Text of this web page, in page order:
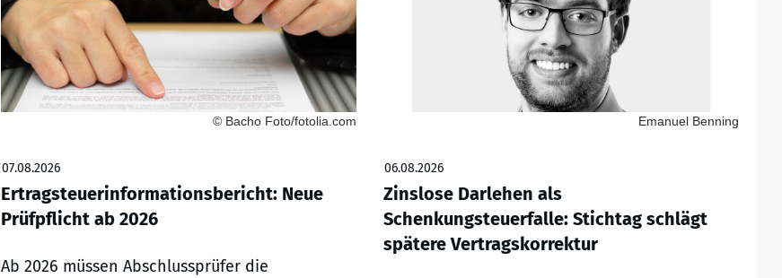
© Bacho Foto/fotolia.com
07.08.2026
Ertragsteuerinformationsbericht: Neue
Prüfpflicht ab 2026
Ab 2026 müssen Abschlussprüfer die
Emanuel Benning
06.08.2026
Zinslose Darlehen als
Schenkungsteuerfalle: Stichtag schlägt
spätere Vertragskorrektur